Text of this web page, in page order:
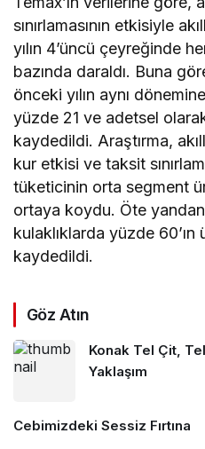
sınırlamasının etkisiyle
yılın 4’üncü çeyreğinde
bazında daraldı. Buna
önceki yılın aynı
yüzde 21 ve adetsel
kaydedildi. Araştırma,
kur etkisi ve taksit
tüketicinin orta segment
ortaya koydu. Öte yandan
kulaklıklarda yüzde
kaydedildi.
Göz Atın
Konak Tel Çit,
Yaklaşım
Cebimizdeki Sessiz Fırtına